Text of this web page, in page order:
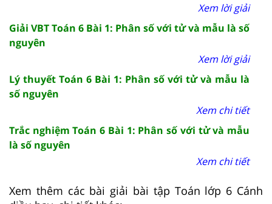
Xem lời giải
Giải VBT Toán 6 Bài 1: Phân số với tử và mẫu là số
nguyên
Xem lời giải
Lý thuyết Toán 6 Bài 1: Phân số với tử và mẫu là
số nguyên
Xem chi tiết
Trắc nghiệm Toán 6 Bài 1: Phân số với tử và mẫu
là số nguyên
Xem chi tiết
Xem thêm các bài giải bài tập Toán lớp 6 Cánh